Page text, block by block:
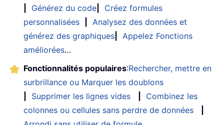
Générez du code
Créez formules
personnalisées
Analysez des données et
générez des graphiques
Appelez Fonctions
améliorées…
Fonctionnalités populaires:Rechercher, mettre en
surbrillance ou Marquer les doublons
Supprimer les lignes vides
Combinez les
colonnes ou cellules sans perdre de données